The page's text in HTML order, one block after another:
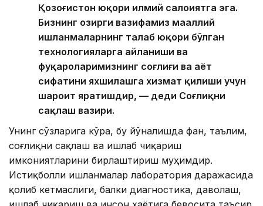
Қозоғистон юқори илмий салоҳиятга эга.
Бизнинг ҳозирги вазифамиз маҳаллий
ишланмаларнинг талаб юқори бўлган
технологияларга айланиши ва
фуқароларимизнинг соғлиғи ва ҳаёт
сифатини яхшилашга хизмат қилиши учун
шароит яратишдир, — деди Соғлиқни
сақлаш вазири.
Унинг сўзларига кўра, бу йўналишда фан, таълим,
соғлиқни сақлаш ва ишлаб чиқариш
имкониятларини бирлаштириш муҳимдир.
Истиқболли ишланмалар лаборатория даражасида
қолиб кетмаслиги, балки диагностика, даволаш,